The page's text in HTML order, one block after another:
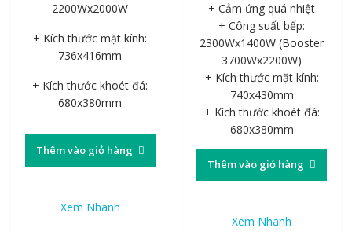
2200Wx2000W
+ Kích thước mặt kính:
736x416mm
+ Kích thước khoét đá:
680x380mm
Thêm vào giỏ hàng
Xem Nhanh
+ Cảm ứng quá nhiệt
+ Công suất bếp:
2300Wx1400W (Booster
3700Wx2200W)
+ Kích thước mặt kính:
740x430mm
+ Kích thước khoét đá:
680x380mm
Thêm vào giỏ hàng
Xem Nhanh